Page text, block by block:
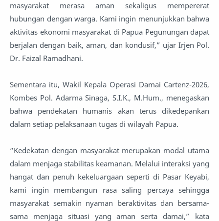
masyarakat merasa aman sekaligus mempererat
hubungan dengan warga. Kami ingin menunjukkan bahwa
aktivitas ekonomi masyarakat di Papua Pegunungan dapat
berjalan dengan baik, aman, dan kondusif,” ujar Irjen Pol.
Dr. Faizal Ramadhani.
Sementara itu, Wakil Kepala Operasi Damai Cartenz-2026,
Kombes Pol. Adarma Sinaga, S.I.K., M.Hum., menegaskan
bahwa pendekatan humanis akan terus dikedepankan
dalam setiap pelaksanaan tugas di wilayah Papua.
“Kedekatan dengan masyarakat merupakan modal utama
dalam menjaga stabilitas keamanan. Melalui interaksi yang
hangat dan penuh kekeluargaan seperti di Pasar Keyabi,
kami ingin membangun rasa saling percaya sehingga
masyarakat semakin nyaman beraktivitas dan bersama-
sama menjaga situasi yang aman serta damai,” kata